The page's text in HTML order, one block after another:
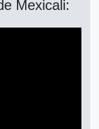
Mexicali: